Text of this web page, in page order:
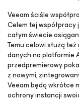
Veeam ściśle
Celem tej
całym świecie
Temu celowi służą
danych na platformie
przedpremierowy
z nowymi,
Veeam będą wkrótce
ochrony instancji